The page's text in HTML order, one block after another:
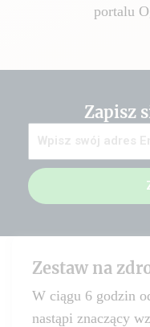
portalu
Zapisz
Zestaw na
W ciągu 6 godzin
nastąpi znaczący